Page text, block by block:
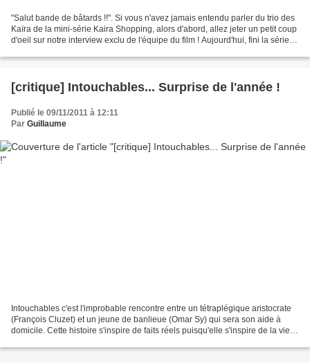
"Salut bande de bâtards !!". Si vous n'avez jamais entendu parler du trio des
Kaïra de la mini-série Kaira Shopping, alors d'abord, allez jeter un petit coup
d'oeil sur notre interview exclu de l'équipe du film ! Aujourd'hui, fini la série,
[critique] Intouchables... Surprise de l'année !
Publié le 09/11/2011 à 12:11
Par Guillaume
Intouchables c'est l'improbable rencontre entre un tétraplégique aristocrate
(François Cluzet) et un jeune de banlieue (Omar Sy) qui sera son aide à
domicile. Cette histoire s'inspire de faits réels puisqu'elle s'inspire de la vie